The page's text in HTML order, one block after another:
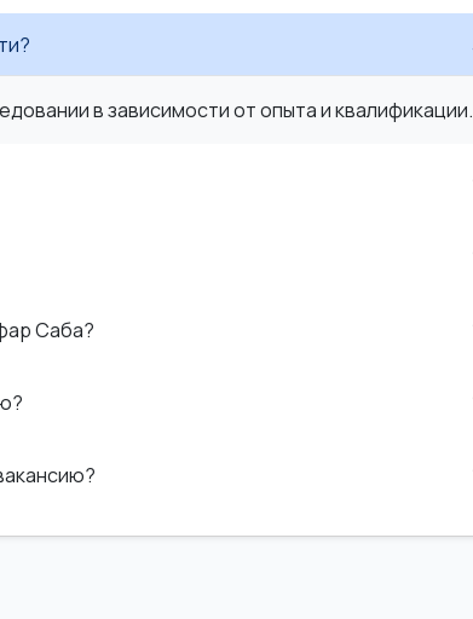
в зависимости от опыта и квалификации.
Саба?